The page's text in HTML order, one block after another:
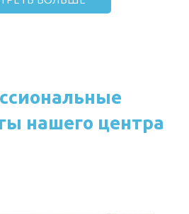
нашего центра